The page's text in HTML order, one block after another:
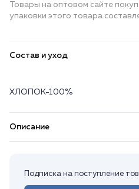
Товары на оптовом сайте
упаковки этого товара
Состав и уход
ХЛОПОК-100%
Описание
Подписка на поступление